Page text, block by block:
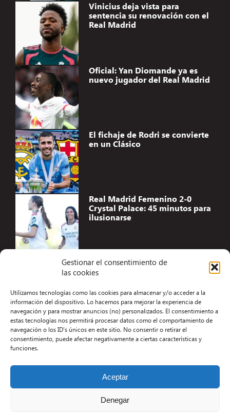
Gestionar el consentimiento de
las cookies
Utilizamos tecnologías como las cookies para almacenar y/o acceder a la
información del dispositivo. Lo hacemos para mejorar la experiencia de
navegación y para mostrar anuncios (no) personalizados. El consentimiento a
estas tecnologías nos permitirá procesar datos como el comportamiento de
navegación o los ID's únicos en este sitio. No consentir o retirar el
consentimiento, puede afectar negativamente a ciertas características y
funciones.
Aceptar
Denegar
Vinicius deja vista para
sentencia su renovación con el
Real Madrid
Oficial: Yan Diomande ya es
nuevo jugador del Real Madrid
El fichaje de Rodri se convierte
en un Clásico
Real Madrid Femenino 2-0
Crystal Palace: 45 minutos para
ilusionarse
Aviso Legal
Términos y condiciones
Política de privacidad
Contacto
Desarrollo Web por Kiwop